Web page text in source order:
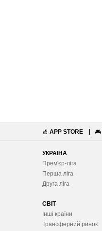
🍏 APP STORE 🎮
УКРАЇНА
Прем'єр-ліга
Перша ліга
Друга ліга
СВІТ
Інші країни
Трансферний ринок